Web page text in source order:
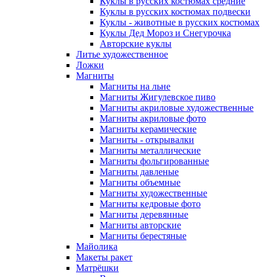
Куклы в русских костюмах подвески
Куклы - животные в русских костюмах
Куклы Дед Мороз и Снегурочка
Авторские куклы
Литье художественное
Ложки
Магниты
Магниты на льне
Магниты Жигулевское пиво
Магниты акриловые художественные
Магниты акриловые фото
Магниты керамические
Магниты - открывалки
Магниты металлические
Магниты фольгированные
Магниты давленые
Магниты объемные
Магниты художественные
Магниты кедровые фото
Магниты деревянные
Магниты авторские
Магниты берестяные
Майолика
Макеты ракет
Матрёшки